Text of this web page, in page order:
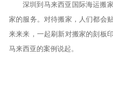
深圳到马来西亚国际海运搬
家的服务。对待搬家，人们都会
来来来，一起刷新对搬家的刻板
马来西亚的案例说起。